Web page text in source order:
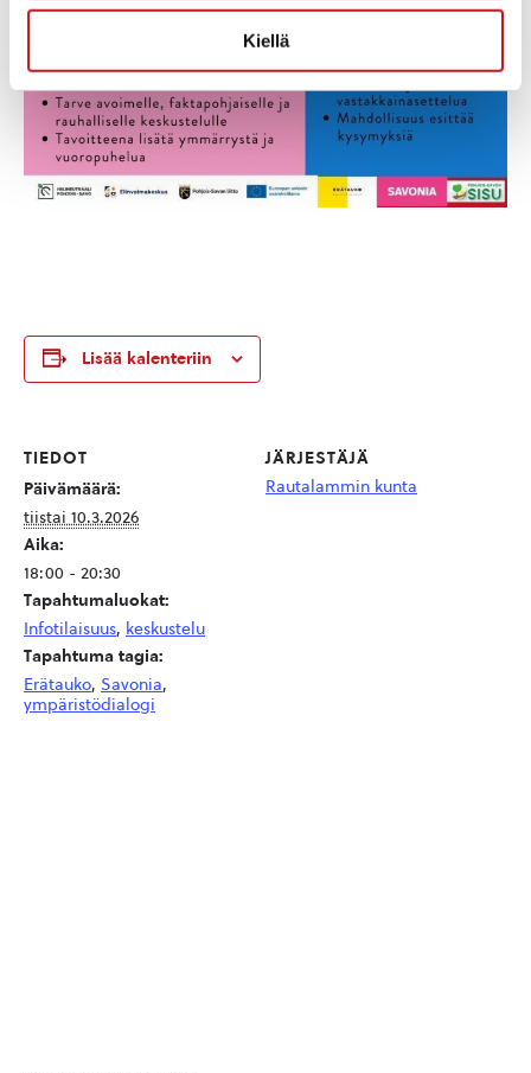
Kiellä
Lisää kalenteriin
TIEDOT
Päivämäärä:
tiistai 10.3.2026
Aika:
18:00 - 20:30
Tapahtumaluokat:
Infotilaisuus, keskustelu
Tapahtuma tagia:
Erätauko, Savonia,
ympäristödialogi
JÄRJESTÄJÄ
Rautalammin kunta